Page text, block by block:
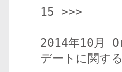
15 >>>
2014年10月
デートに関す